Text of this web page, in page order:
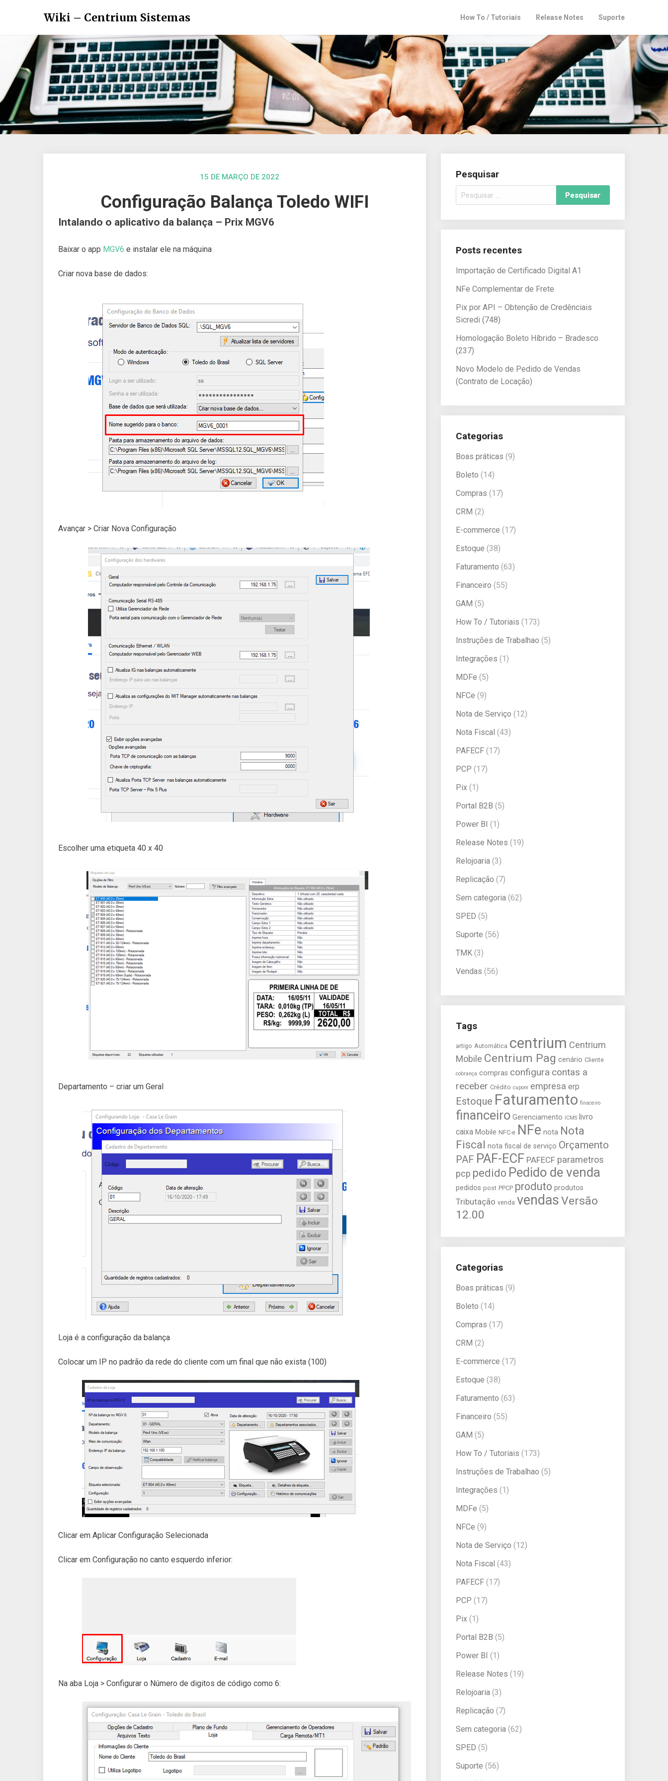
Wiki – Centrium Sistemas How To / Tutoriais Release Notes Suporte
15 DE MARÇO DE 2022
Configuração Balança Toledo WIFI
Intalando o aplicativo da balança – Prix MGV6
Baixar o app MGV6 e instalar ele na máquina
Criar nova base de dados:
Avançar > Criar Nova Configuração
Escolher uma etiqueta 40 x 40
Departamento – criar um Geral
Loja é a configuração da balança
Colocar um IP no padrão da rede do cliente com um final que não exista (100)
Clicar em Aplicar Configuração Selecionada
Clicar em Configuração no canto esquerdo inferior:
Na aba Loja > Configurar o Número de digitos de código como 6:
Pesquisar
Posts recentes
Importação de Certificado Digital A1
NFe Complementar de Frete
Pix por API – Obtenção de Credênciais
Sicredi (748)
Homologação Boleto Híbrido – Bradesco
(237)
Novo Modelo de Pedido de Vendas
(Contrato de Locação)
Categorias
Boas práticas (9)
Boleto (14)
Compras (17)
CRM (2)
E-commerce (17)
Estoque (38)
Faturamento (63)
Financeiro (55)
GAM (5)
How To / Tutoriais (173)
Instruções de Trabalhao (5)
Integrações (1)
MDFe (5)
NFCe (9)
Nota de Serviço (12)
Nota Fiscal (43)
PAFECF (17)
PCP (17)
Pix (1)
Portal B2B (5)
Power BI (1)
Release Notes (19)
Relojoaria (3)
Replicação (7)
Sem categoria (62)
SPED (5)
Suporte (56)
TMK (3)
Vendas (56)
Tags
artigo Automática centrium Centrium
Mobile Centrium Pag cenário Cliente
cobrança compras configura contas a
receber Crédito cupom empresa erp
Estoque Faturamento finaceiro
financeiro Gerenciamento ICMS livro
caixa Mobile NFC-e NFe nota Nota
Fiscal nota fiscal de serviço Orçamento
PAF PAF-ECF PAFECF parametros
pcp pedido Pedido de venda
pedidos post PPCP produto produtos
Tributação venda vendasVersão
12.00
Categorias
Boas práticas (9)
Boleto (14)
Compras (17)
CRM (2)
E-commerce (17)
Estoque (38)
Faturamento (63)
Financeiro (55)
GAM (5)
How To / Tutoriais (173)
Instruções de Trabalhao (5)
Integrações (1)
MDFe (5)
NFCe (9)
Nota de Serviço (12)
Nota Fiscal (43)
PAFECF (17)
PCP (17)
Pix (1)
Portal B2B (5)
Power BI (1)
Release Notes (19)
Relojoaria (3)
Replicação (7)
Sem categoria (62)
SPED (5)
Suporte (56)